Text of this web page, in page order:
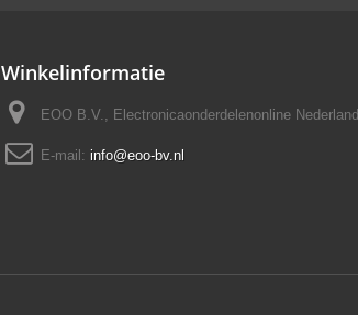
Winkelinformatie
EOO B.V., Electronicaonderdelenonline Nederland
E-mail: info@eoo-bv.nl